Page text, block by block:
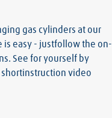
gas cylinders at our
is easy - justfollow the on-
See for yourself by
video